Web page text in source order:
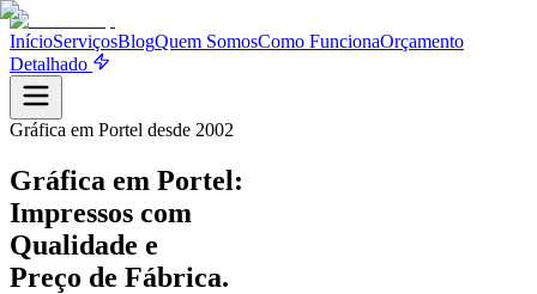
InícioServiçosBlogQuem SomosComo FuncionaOrçamento
Detalhado
Gráfica em Portel desde 2002
Gráfica em Portel:
Impressos com
Qualidade e
Preço de Fábrica.